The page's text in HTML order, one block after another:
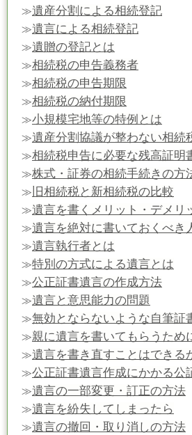
≫遺産分割による相続登記
≫遺言による相続登記
≫遺贈の登記とは
≫相続税の申告義務者
≫相続税の申告期限
≫相続税の納付期限
≫小規模宅地等の特例とは
≫遺産分割協議が整わない相続
≫相続税申告に必要な残高証明
≫株式・証券の相続手続きの方
≫ 旧相続税と新相続税の比較
≫遺言を書くメリット・デメリ
≫遺言を絶対に書いておくべき
≫遺言執行者とは
≫特別の方式による遺言とは
≫公正証書遺言の作成方法
≫遺言と意思能力の問題
≫無効とならないような自筆証
≫親に遺言を書いてもらうため
≫遺言を書き直すことはできる
≫公正証書遺言作成にかかる公
≫遺言の一部変更・訂正の方法
≫遺言を紛失してしまったら
≫遺言の撤回・取り消しの方法